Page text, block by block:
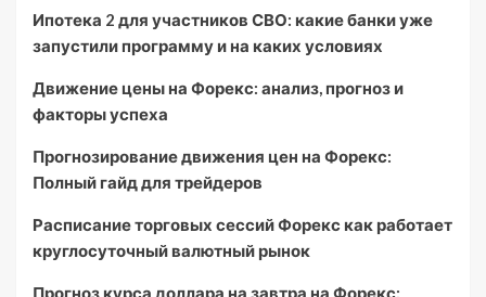
Ипотека 2 для участников СВО: какие банки уже
запустили программу и на каких условиях
Движение цены на Форекс: анализ, прогноз и
факторы успеха
Прогнозирование движения цен на Форекс:
Полный гайд для трейдеров
Расписание торговых сессий Форекс как работает
круглосуточный валютный рынок
Прогноз курса доллара на завтра на Форекс: